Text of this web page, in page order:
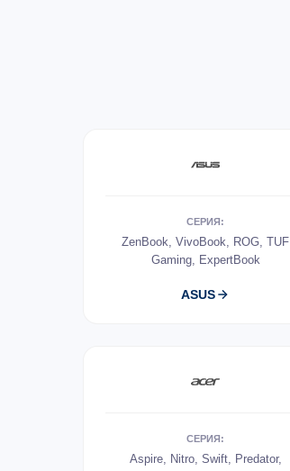
СЕРИЯ:
ZenBook, VivoBook, ROG, TUF
Gaming, ExpertBook
ASUS
СЕРИЯ:
Aspire, Nitro, Swift, Predator,